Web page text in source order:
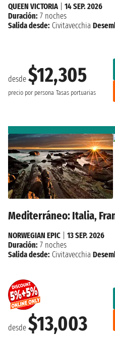
desde $12,305
precio por persona Tasas portuarias
QUEEN VICTORIA| 14 SEP. 2026
Duración: 7 noches
Salida desde: Civitavecchia
Mediterráneo: Italia,
desde $13,003
NORWEGIAN EPIC
13 SEP. 2026
Duración: 7 noches
Salida desde: Civitavecchia